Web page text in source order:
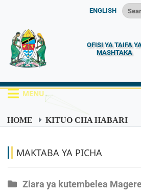
ENGLISH
OFISI YA TAIFA
MASHTAKA
MENU
HOME
KITUO CHA HABARI
MAKTABA YA PICHA
Ziara ya kutembelea